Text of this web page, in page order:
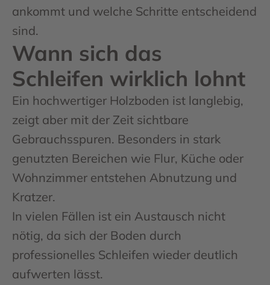
ankommt und welche Schritte entscheidend
sind.
Wann sich das
Schleifen wirklich lohnt
Ein hochwertiger Holzboden ist langlebig,
zeigt aber mit der Zeit sichtbare
Gebrauchsspuren. Besonders in stark
genutzten Bereichen wie Flur, Küche oder
Wohnzimmer entstehen Abnutzung und
Kratzer.
In vielen Fällen ist ein Austausch nicht
nötig, da sich der Boden durch
professionelles Schleifen wieder deutlich
aufwerten lässt.